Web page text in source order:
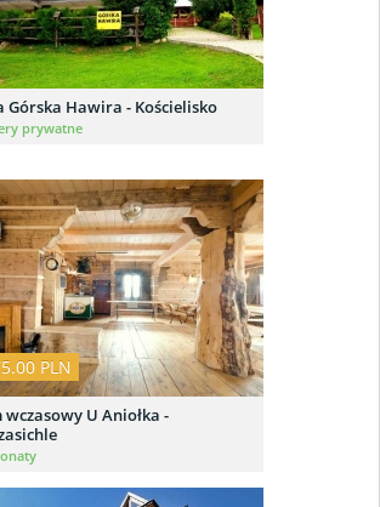
Górska Hawira - Kościelisko
prywatne
PLN
wczasowy U Aniołka -